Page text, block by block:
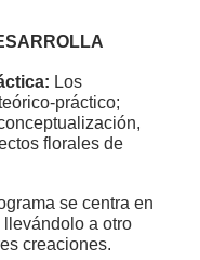
Los
práctico;
florales de
se centra en
a otro
creaciones.